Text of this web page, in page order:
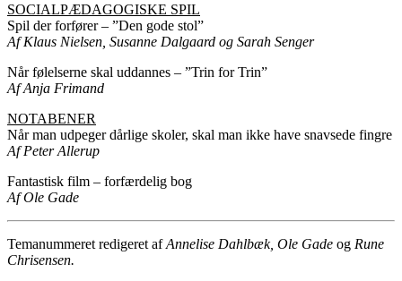
SOCIALPÆDAGOGISKE SPIL
Spil der forfører – ”Den gode stol”
Af Klaus Nielsen, Susanne Dalgaard og Sarah Senger
Når følelserne skal uddannes – ”Trin for Trin”
Af Anja Frimand
NOTABENER
Når man udpeger dårlige skoler, skal man ikke have snavsede fingre
Af Peter Allerup
Fantastisk film – forfærdelig bog
Af Ole Gade
Temanummeret redigeret afAnnelise Dahlbæk, Ole Gade og Rune
Chrisensen.